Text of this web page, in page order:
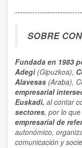
SOBRE
Fundada en 1983
Adegi (Gipuzkoa),
Alavesas (Araba),
empresarial
Euskadi, al contar
sectores, por lo
empresarial de
autonómico,
comunicación y